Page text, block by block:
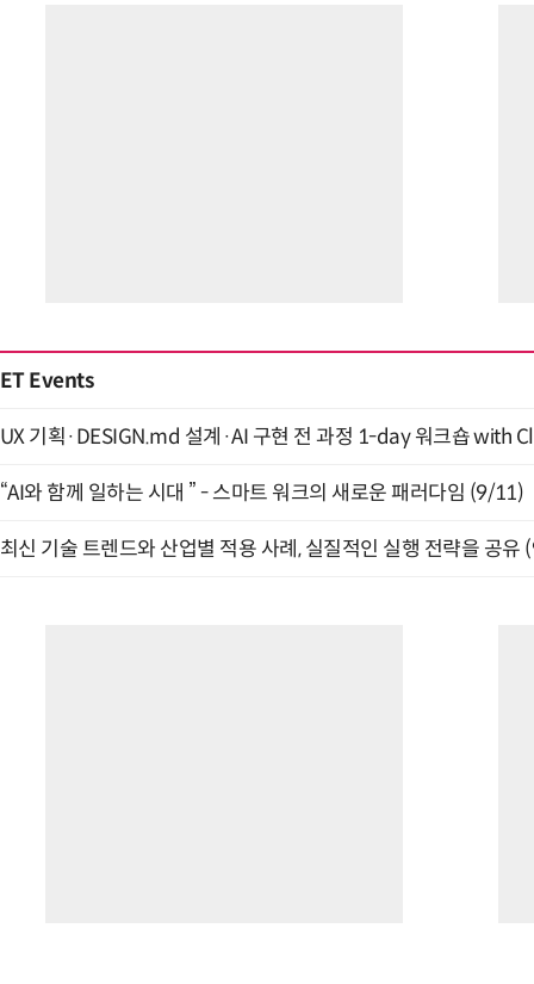
ET Events
UX 기획·DESIGN.md 설계·AI 구현 전 과정 1-day 워크숍 with
“AI와 함께 일하는 시대 ” - 스마트 워크의 새로운 패러다임 (9/11)
최신 기술 트렌드와 산업별 적용 사례, 실질적인 실행 전략을 공유